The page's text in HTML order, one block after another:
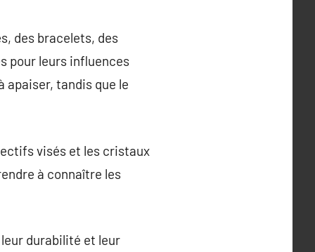
des bracelets, des
pour leurs influences
apaiser, tandis que le
visés et les cristaux
à connaître les
durabilité et leur